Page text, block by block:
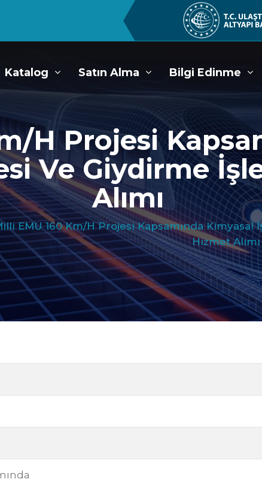
Katalog Satın Alma Bilgi Edinme
h Projesi
Ve Giydirme
Alımı
EMU 160 Km/h Projesi Kapsamında
Hizmet Alımı